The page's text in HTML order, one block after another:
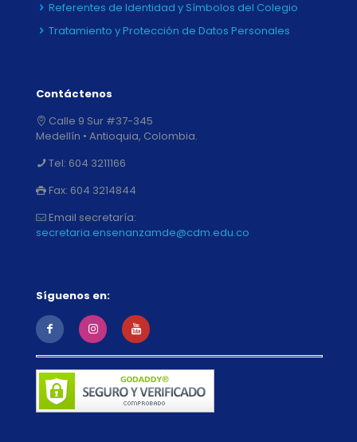
Referentes de Identidad y Símbolos del Colegio
Tratamiento y Protección de Datos Personales
Contáctenos
Calle 9 Sur #37-345
Medellín • Antioquia, Colombia.
Tel: 604 3211166
Fax: 604 3214844
Email secretaría:
secretaria.ensenanzamde@cdm.edu.co
Síguenos en: